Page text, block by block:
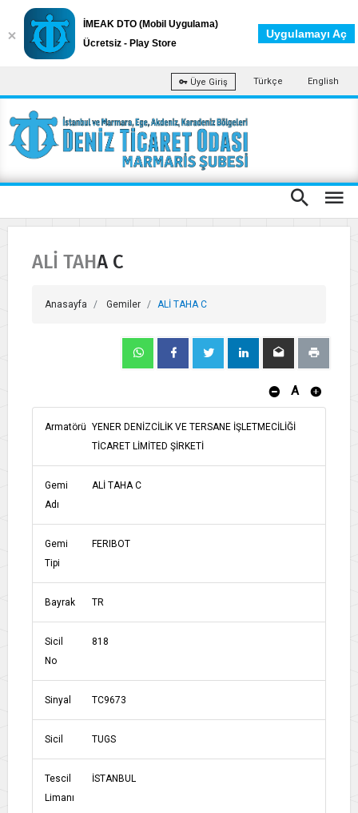
Üye Giriş Türkçe English
ALİ TAHA C
Anasayfa Gemiler ALİ TAHA C
A
Armatörü YENER DENİZCİLİK VE TERSANE İŞLETMECİLİĞİ
TİCARET LİMİTED ŞİRKETİ
Gemi
Adı
ALİ TAHA C
Gemi
Tipi
FERIBOT
Bayrak TR
Sicil
No
818
Sinyal TC9673
Sicil TUGS
Tescil
Limanı
İSTANBUL
İMEAK DTO (Mobil Uygulama)
Ücretsiz - Play Store
Uygulamayı Aç